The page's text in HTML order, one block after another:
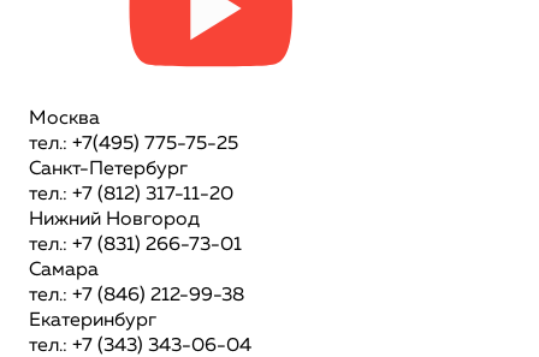
Москва
тел.: +7(495) 775-75-25
Санкт-Петербург
тел.: +7 (812) 317-11-20
Нижний Новгород
тел.: +7 (831) 266-73-01
Самара
тел.: +7 (846) 212-99-38
Екатеринбург
тел.: +7 (343) 343-06-04